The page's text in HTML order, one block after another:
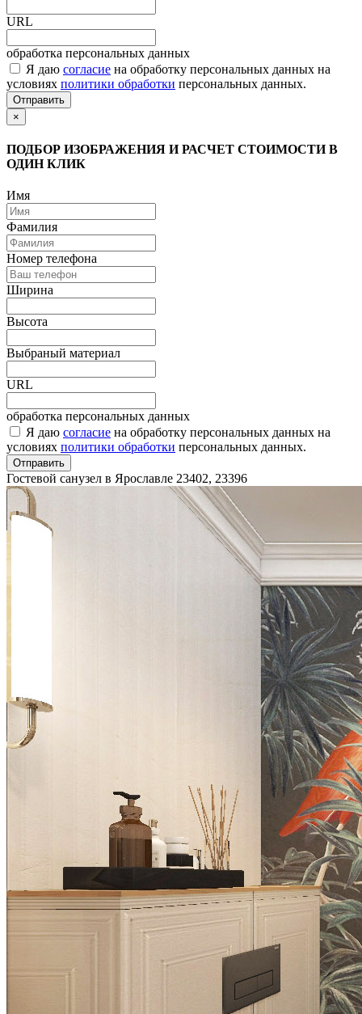
URL
обработка персональных данных
Я даю согласие на обработку персональных данных на
условиях политики обработки персональных данных.
Отправить
×
ПОДБОР ИЗОБРАЖЕНИЯ И РАСЧЕТ СТОИМОСТИ В
ОДИН КЛИК
Имя
Фамилия
Номер телефона
Ширина
Высота
Выбраный материал
URL
обработка персональных данных
Я даю согласие на обработку персональных данных на
условиях политики обработки персональных данных.
Отправить
Гостевой санузел в Ярославле 23402, 23396